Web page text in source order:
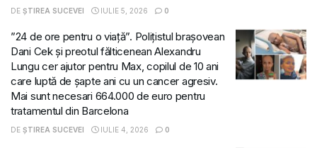
DE ȘTIREA SUCEVEI IULIE 5, 2026 0
”24 de ore pentru o viață”. Polițistul brașovean
Dani Cek și preotul fălticenean Alexandru
Lungu cer ajutor pentru Max, copilul de 10 ani
care luptă de șapte ani cu un cancer agresiv.
Mai sunt necesari 664.000 de euro pentru
tratamentul din Barcelona
DE ȘTIREA SUCEVEI IULIE 4, 2026 0